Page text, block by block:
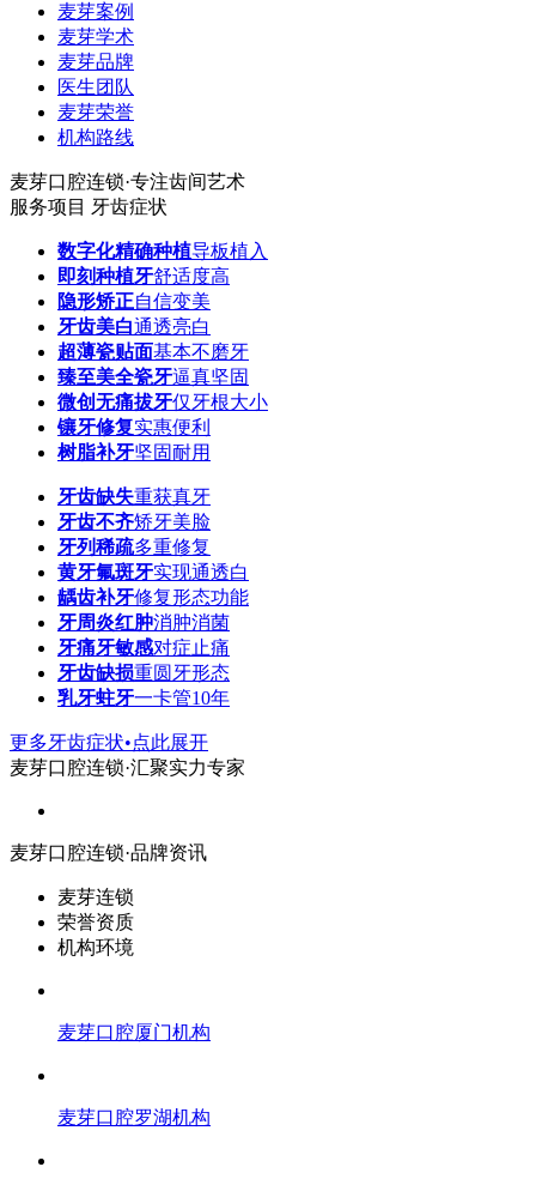
麦芽案例
麦芽学术
麦芽品牌
医生团队
麦芽荣誉
机构路线
麦芽口腔连锁·专注齿间艺术
服务项目 牙齿症状
数字化精确种植导板植入
即刻种植牙舒适度高
隐形矫正自信变美
牙齿美白通透亮白
超薄瓷贴面基本不磨牙
臻至美全瓷牙逼真坚固
微创无痛拔牙仅牙根大小
镶牙修复实惠便利
树脂补牙坚固耐用
牙齿缺失重获真牙
牙齿不齐矫牙美脸
牙列稀疏多重修复
黄牙氟斑牙实现通透白
龋齿补牙修复形态功能
牙周炎红肿消肿消菌
牙痛牙敏感对症止痛
牙齿缺损重圆牙形态
乳牙蛀牙一卡管10年
更多牙齿症状•点此展开
麦芽口腔连锁·汇聚实力专家
麦芽口腔连锁·品牌资讯
麦芽连锁
荣誉资质
机构环境
麦芽口腔厦门机构
麦芽口腔罗湖机构